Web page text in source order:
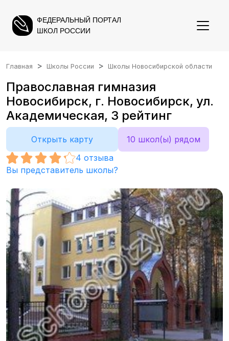
ФЕДЕРАЛЬНЫЙ ПОРТАЛ
ШКОЛ РОССИИ
Главная Школы России Школы Новосибирской области
Православная гимназия
Новосибирск, г. Новосибирск, ул.
Академическая, 3 рейтинг
Открыть карту
10 школ(ы) рядом
4 отзыва
Вы представитель школы?